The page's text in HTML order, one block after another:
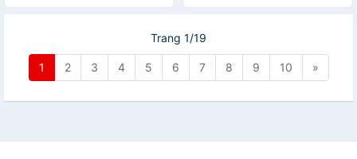
Trang 1/19
1 2 3 4 5 6 7 8 9 10 »